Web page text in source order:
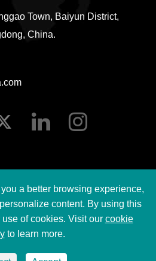
Town, Baiyun District,
China.
Guangzhou DSPPA Audio Co., Ltd.
a better browsing experience,
content. By using this
of cookies. Visit our cookie
to learn more.